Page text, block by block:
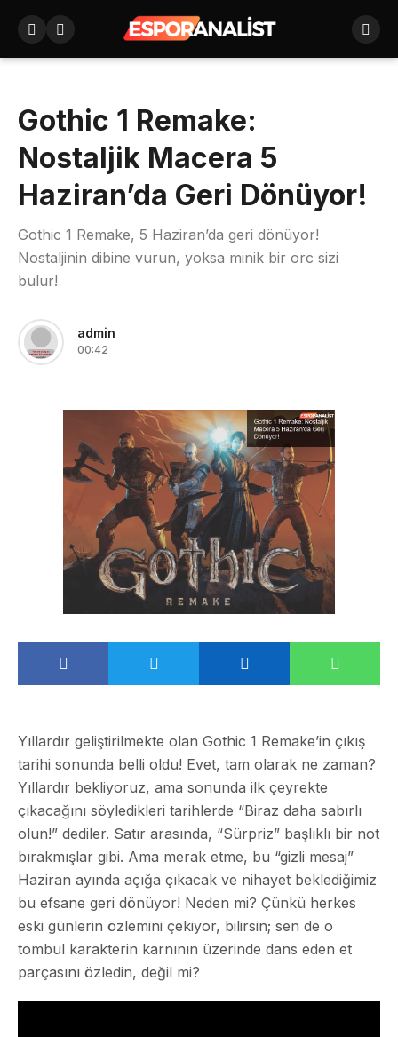
Gothic 1 Remake:
Nostaljik Macera 5
Haziran’da Geri Dönüyor!
Gothic 1 Remake, 5 Haziran’da geri dönüyor!
Nostaljinin dibine vurun, yoksa minik bir orc sizi
bulur!
admin
00:42
Yıllardır geliştirilmekte olan Gothic 1 Remake’in çıkış
tarihi sonunda belli oldu! Evet, tam olarak ne zaman?
Yıllardır bekliyoruz, ama sonunda ilk çeyrekte
çıkacağını söyledikleri tarihlerde “Biraz daha sabırlı
olun!” dediler. Satır arasında, “Sürpriz” başlıklı bir not
bırakmışlar gibi. Ama merak etme, bu “gizli mesaj”
Haziran ayında açığa çıkacak ve nihayet beklediğimiz
bu efsane geri dönüyor! Neden mi? Çünkü herkes
eski günlerin özlemini çekiyor, bilirsin; sen de o
tombul karakterin karnının üzerinde dans eden et
parçasını özledin, değil mi?